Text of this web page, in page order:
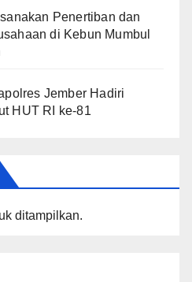
Penertiban dan
di Kebun Mumbul
Jember Hadiri
HUT RI ke-81
ditampilkan.